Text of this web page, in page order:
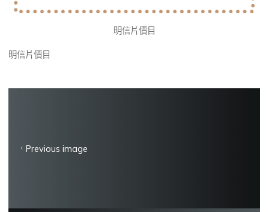
明信片價目
明信片價目
Previous image